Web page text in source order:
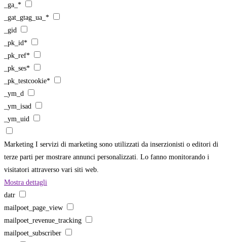
_ga_*
_gat_gtag_ua_*
_gid
_pk_id*
_pk_ref*
_pk_ses*
_pk_testcookie*
_ym_d
_ym_isad
_ym_uid
Marketing I servizi di marketing sono utilizzati da inserzionisti o editori di
terze parti per mostrare annunci personalizzati. Lo fanno monitorando i
visitatori attraverso vari siti web.
Mostra dettagli
datr
mailpoet_page_view
mailpoet_revenue_tracking
mailpoet_subscriber